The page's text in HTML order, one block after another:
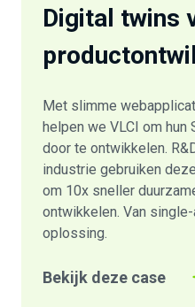
Digital twins
Met slimme
helpen we VLCI om
door te ontwikkelen.
industrie gebruiken
om 10x sneller
ontwikkelen. Van
oplossing.
Bekijk deze case